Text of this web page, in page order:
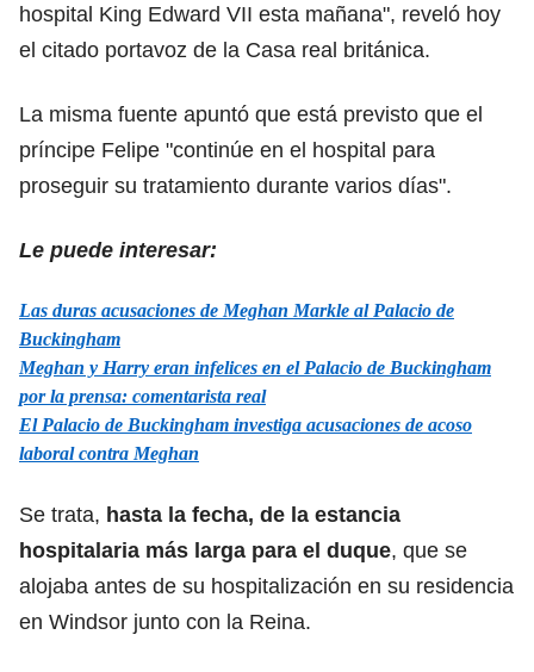
hospital King Edward VII esta mañana", reveló hoy
el citado portavoz de la Casa real británica.
La misma fuente apuntó que está previsto que el
príncipe Felipe "continúe en el hospital para
proseguir su tratamiento durante varios días".
Le puede interesar:
Las duras acusaciones de Meghan Markle al Palacio de
Buckingham
Meghan y Harry eran infelices en el Palacio de Buckingham
por la prensa: comentarista real
El Palacio de Buckingham investiga acusaciones de acoso
laboral contra Meghan
Se trata, hasta la fecha, de la estancia
hospitalaria más larga para el duque, que se
alojaba antes de su hospitalización en su residencia
en Windsor junto con la Reina.